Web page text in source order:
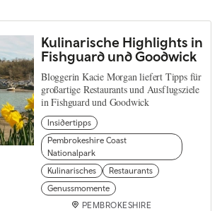
Kulinarische Highlights in
Fishguard und Goodwick
Bloggerin Kacie Morgan liefert Tipps für
großartige Restaurants und Ausflugsziele
in Fishguard und Goodwick
Insidertipps
Pembrokeshire Coast
Nationalpark
Kulinarisches
Restaurants
Genussmomente
PEMBROKESHIRE